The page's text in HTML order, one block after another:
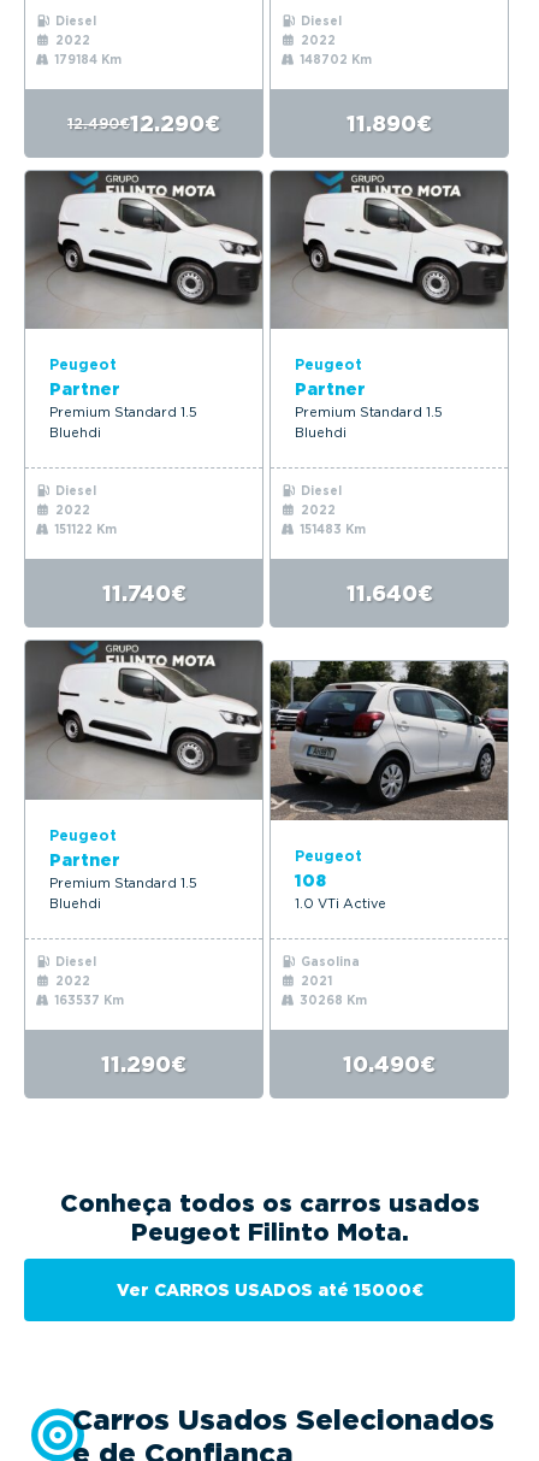
Diesel
2022
179184 Km
12.490€12.290€
Diesel
2022
148702 Km
11.890€
Peugeot
Partner
Premium Standard 1.5
Bluehdi
Diesel
2022
151122 Km
11.740€
Peugeot
Partner
Premium Standard 1.5
Bluehdi
Diesel
2022
151483 Km
11.640€
Peugeot
Partner
Premium Standard 1.5
Bluehdi
Diesel
2022
163537 Km
11.290€
Peugeot
108
1.0 VTi Active
Gasolina
2021
30268 Km
10.490€
Conheça todos os carros usados
Peugeot Filinto Mota.
Ver CARROS USADOS até 15000€
Carros Usados Selecionados
e de Confiança